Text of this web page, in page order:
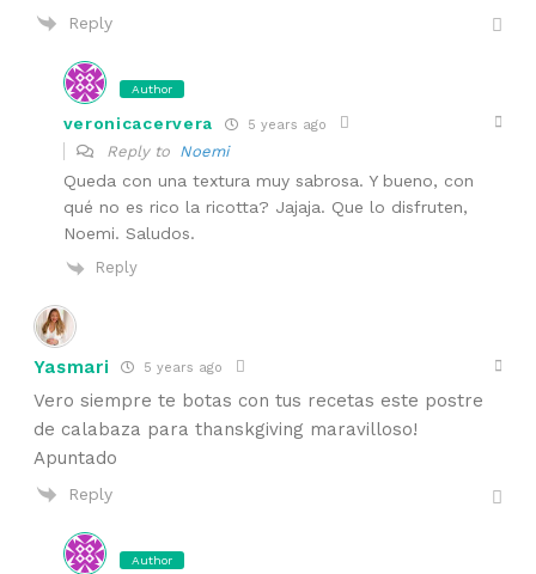
Reply
Author
veronicacervera 5 years ago
Reply to Noemi
Queda con una textura muy sabrosa. Y bueno, con
qué no es rico la ricotta? Jajaja. Que lo disfruten,
Noemi. Saludos.
Reply
Yasmari 5 years ago
Vero siempre te botas con tus recetas este postre
de calabaza para thanskgiving maravilloso!
Apuntado
Reply
Author